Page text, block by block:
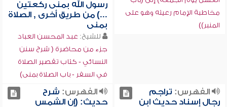
مخاطبة الإمام رعيته وهو على
المنبر))
رسول الله بمنى ركعتين
...) من طريق أخرى , الصلاة
بمنى
للشيخ: عبد المحسن العباد
جزء من محاضرة ( شرح سنن
النسائي - كتاب تقصير الصلاة
في السفر - باب الصلاة بمنى)
الفهرس: تراجم
رجال إسناد حديث ابن
الفهرس: شرح
حديث: (إن الشمس